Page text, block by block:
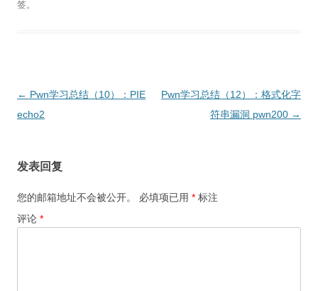
签。
文
章
← Pwn学习总结（10）：PIE
echo2
Pwn学习总结（12）：格式化字
符串漏洞 pwn200 →
发表回复
您的邮箱地址不会被公开。 必填项已用 * 标注
评论 *